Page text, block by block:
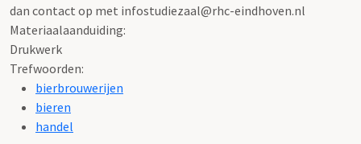
dan contact op met infostudiezaal@rhc-eindhoven.nl
Materiaalaanduiding:
Drukwerk
Trefwoorden:
bierbrouwerijen
bieren
handel